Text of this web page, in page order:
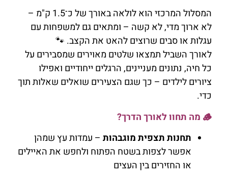
המסלול המרכזי הוא לולאה באורך של כ־1.5 ק"מ –
לא ארוך מדי, לא קשה – ומתאים גם למשפחות עם
עגלות או סבים שרוצים להאט את הקצב. 🐾
לאורך השביל תמצאו שלטים מאוירים שמסבירים על
כל חיה, נתונים מעניינים, הרגלים ייחודיים ואפילו
ציורים לילדים – כך שגם הצעירים שואלים שאלות תוך
כדי.
🪵 מה תחוו לאורך הדרך?
תחנות תצפית מוגבהות – עמדות עץ שמהן
אפשר לצפות בשטח הפתוח ולחפש את האיילים
או החזירים בין העצים